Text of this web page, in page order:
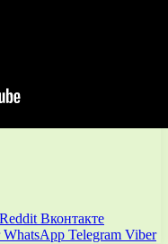
Reddit Вконтакте
WhatsApp Telegram Viber